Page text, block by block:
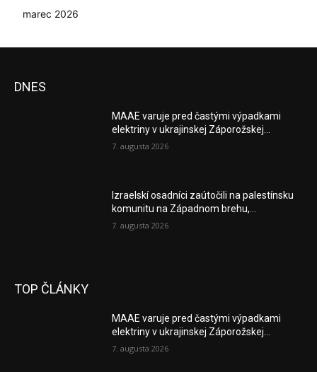
marec 2026
DNES
MAAE varuje pred častými výpadkami
elektriny v ukrajinskej Záporožskej...
7. augusta 2026
Izraelskí osadníci zaútočili na palestínsku
komunitu na Západnom brehu,...
7. augusta 2026
TOP ČLÁNKY
MAAE varuje pred častými výpadkami
elektriny v ukrajinskej Záporožskej...
7. augusta 2026